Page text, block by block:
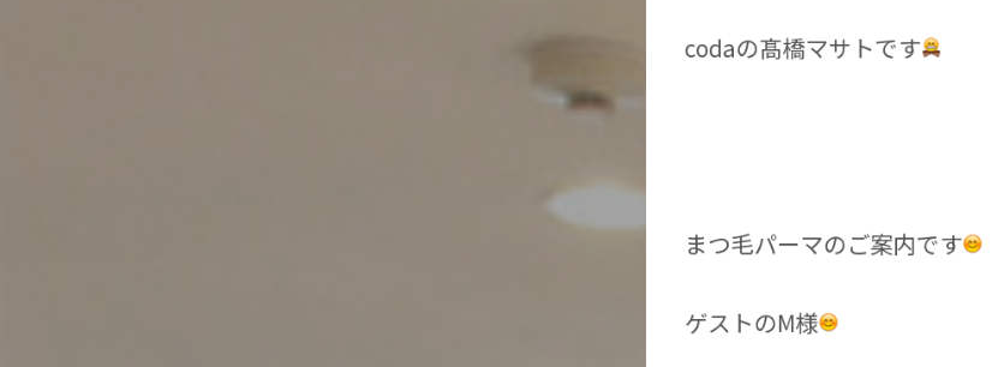
codaの髙橋マサトです
まつ毛パーマのご案内です
ゲストのM様